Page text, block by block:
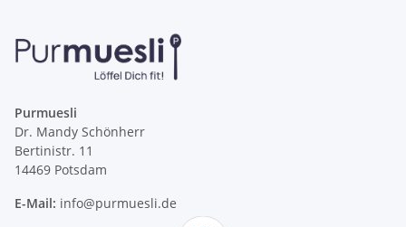
Purmuesli
Dr. Mandy Schönherr
Bertinistr. 11
14469 Potsdam
E-Mail: info@purmuesli.de